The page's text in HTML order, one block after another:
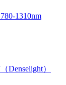
1310nm
Denselight）